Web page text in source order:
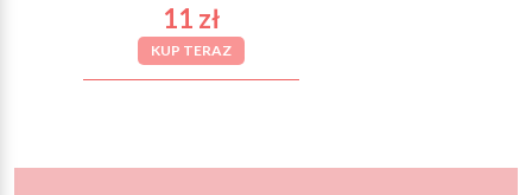
11 zł
KUP TERAZ